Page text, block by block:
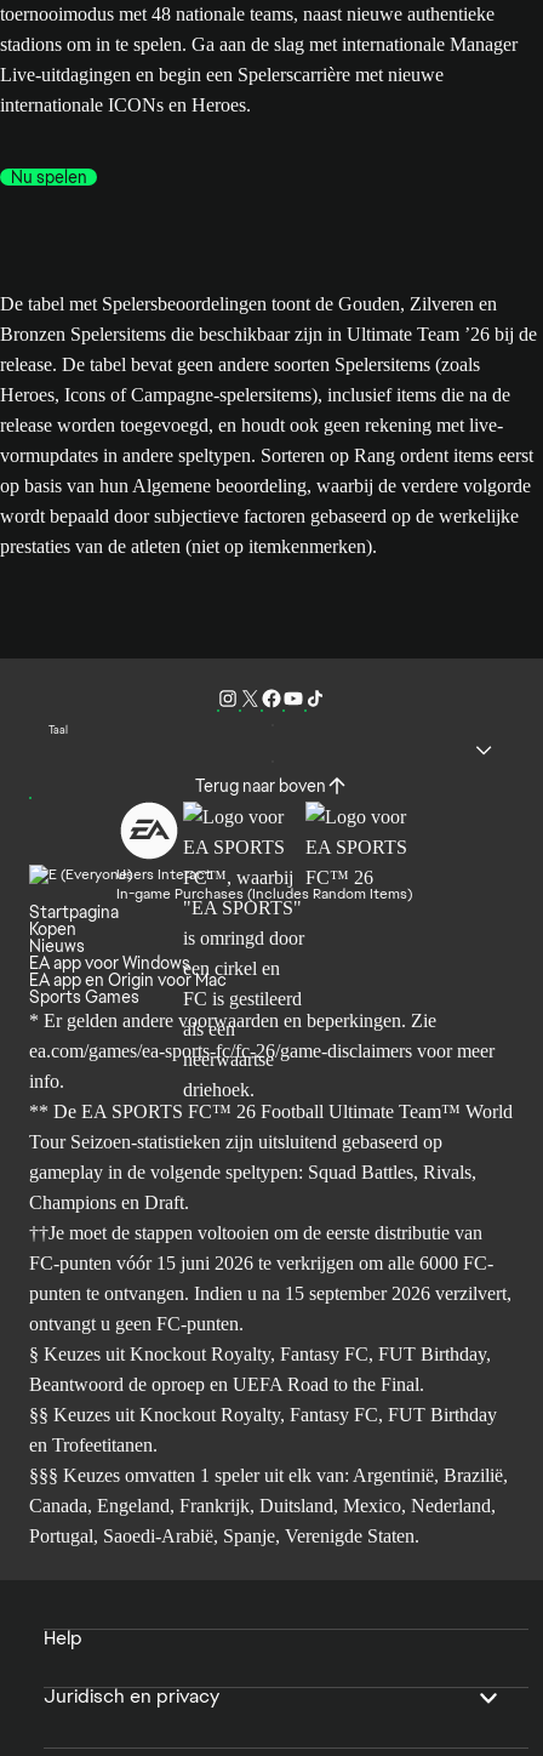
toernooimodus met 48 nationale teams, naast nieuwe authentieke
stadions om in te spelen. Ga aan de slag met internationale Manager
Live-uitdagingen en begin een Spelerscarrière met nieuwe
internationale ICONs en Heroes.
Nu spelen
De tabel met Spelersbeoordelingen toont de Gouden, Zilveren en
Bronzen Spelersitems die beschikbaar zijn in Ultimate Team ’26 bij de
release. De tabel bevat geen andere soorten Spelersitems (zoals
Heroes, Icons of Campagne-spelersitems), inclusief items die na de
release worden toegevoegd, en houdt ook geen rekening met live-
vormupdates in andere speltypen. Sorteren op Rang ordent items eerst
op basis van hun Algemene beoordeling, waarbij de verdere volgorde
wordt bepaald door subjectieve factoren gebaseerd op de werkelijke
prestaties van de atleten (niet op itemkenmerken).
Taal
Terug naar boven
Users Interact
In-game Purchases (Includes Random Items)
Startpagina
Kopen
Nieuws
EA app voor Windows
EA app en Origin voor Mac
Sports Games
* Er gelden andere voorwaarden en beperkingen. Zie
ea.com/games/ea-sports-fc/fc-26/game-disclaimers voor meer
info.
** De EA SPORTS FC™ 26 Football Ultimate Team™ World
Tour Seizoen-statistieken zijn uitsluitend gebaseerd op
gameplay in de volgende speltypen: Squad Battles, Rivals,
Champions en Draft.
††Je moet de stappen voltooien om de eerste distributie van
FC-punten vóór 15 juni 2026 te verkrijgen om alle 6000 FC-
punten te ontvangen. Indien u na 15 september 2026 verzilvert,
ontvangt u geen FC-punten.
§ Keuzes uit Knockout Royalty, Fantasy FC, FUT Birthday,
Beantwoord de oproep en UEFA Road to the Final.
§§ Keuzes uit Knockout Royalty, Fantasy FC, FUT Birthday
en Trofeetitanen.
§§§ Keuzes omvatten 1 speler uit elk van: Argentinië, Brazilië,
Canada, Engeland, Frankrijk, Duitsland, Mexico, Nederland,
Portugal, Saoedi-Arabië, Spanje, Verenigde Staten.
Help
Juridisch en privacy